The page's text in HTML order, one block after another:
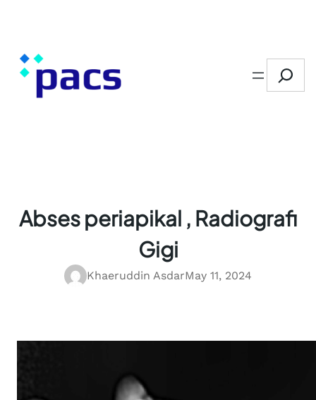
Search
Abses periapikal , Radiografi
Gigi
Khaeruddin AsdarMay 11, 2024